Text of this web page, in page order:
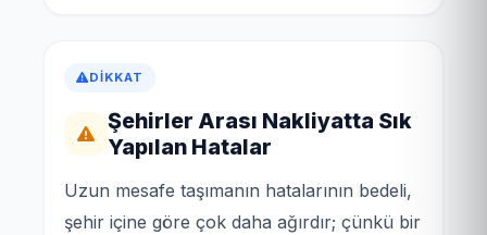
DIKKAT
Şehirler Arası Nakliyatta Sık
Yapılan Hatalar
Uzun mesafe taşımanın hatalarının bedeli,
şehir içine göre çok daha ağırdır; çünkü bir